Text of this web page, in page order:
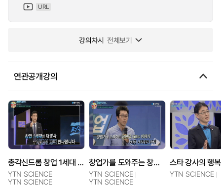
URL
강의차시 전체보기
연관공개강의
총각신드롬 창업 1세대 대표아이콘, 이영석 대표
YTN SCIENCE
YTN SCIENCE
창업가를 도와주는 창업가! 정현욱 대표
YTN SCIENCE
YTN SCIENCE
YTN SCIENCE